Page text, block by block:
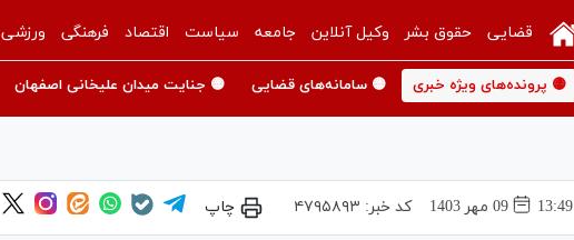
قضایی حقوق بشر وکیل آنلاین جامعه سیاست اقتصاد فرهنگی ورزشی
🟡 پرونده‌های ویژه خبری 🟡 سامانه‌های قضایی 🟡 جنایت میدان علیخانی اصفهان
13:49 09 مهر 1403 کد خبر: ۴۷۹۵۸۹۳ چاپ